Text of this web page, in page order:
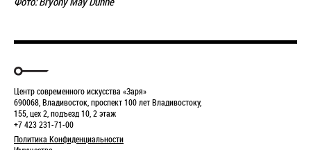
Центр современного искусства «Заря»
690068, Владивосток, проспект 100 лет Владивостоку,
155, цех 2, подъезд 10, 2 этаж
+7 423 231-71-00
Политика Конфиденциальности